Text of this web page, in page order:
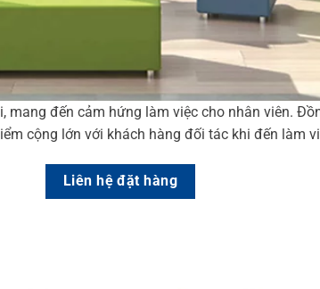
đến cảm hứng làm việc cho nhân viên.
cộng lớn với khách hàng đối tác khi đến làm
Liên hệ đặt hàng